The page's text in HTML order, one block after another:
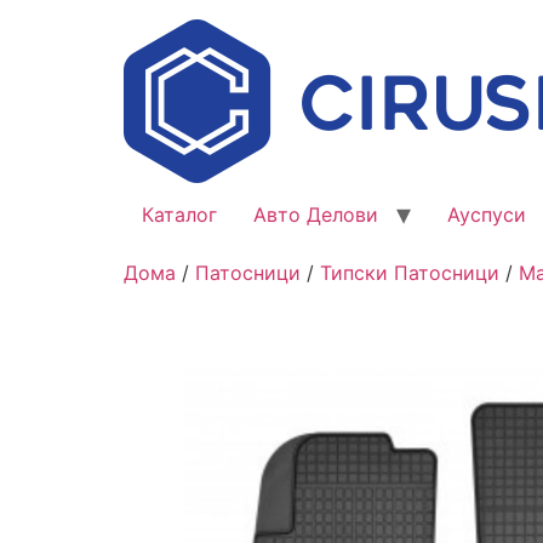
Каталог Авто Делови Ауспуси
Дома / Патосници / Типски Патосници /